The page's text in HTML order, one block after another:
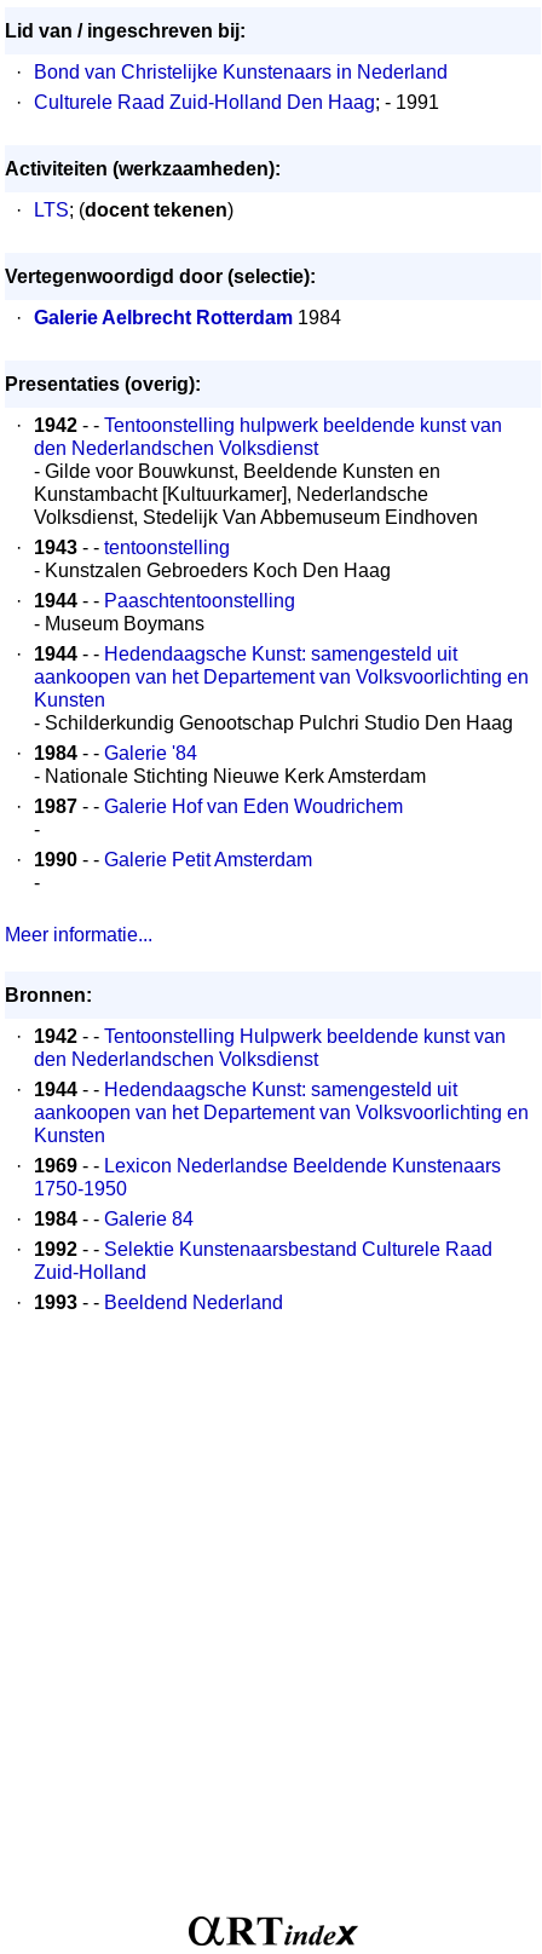
Lid van / ingeschreven bij:
·
Bond van Christelijke Kunstenaars in Nederland
·
Culturele Raad Zuid-Holland Den Haag; - 1991
Activiteiten (werkzaamheden):
·
LTS; (docent tekenen)
Vertegenwoordigd door (selectie):
·
Galerie Aelbrecht Rotterdam 1984
Presentaties (overig):
·
1942 - - Tentoonstelling hulpwerk beeldende kunst van
den Nederlandschen Volksdienst
- Gilde voor Bouwkunst, Beeldende Kunsten en
Kunstambacht [Kultuurkamer], Nederlandsche
Volksdienst, Stedelijk Van Abbemuseum Eindhoven
·
1943 - - tentoonstelling
- Kunstzalen Gebroeders Koch Den Haag
·
1944 - - Paaschtentoonstelling
- Museum Boymans
·
1944 - - Hedendaagsche Kunst: samengesteld uit
aankoopen van het Departement van Volksvoorlichting en
Kunsten
- Schilderkundig Genootschap Pulchri Studio Den Haag
·
1984 - - Galerie '84
- Nationale Stichting Nieuwe Kerk Amsterdam
·
1987 - - Galerie Hof van Eden Woudrichem
-
·
1990 - - Galerie Petit Amsterdam
-
Meer informatie...
Bronnen:
·
1942 - - Tentoonstelling Hulpwerk beeldende kunst van
den Nederlandschen Volksdienst
·
1944 - - Hedendaagsche Kunst: samengesteld uit
aankoopen van het Departement van Volksvoorlichting en
Kunsten
·
1969 - - Lexicon Nederlandse Beeldende Kunstenaars
1750-1950
·
1984 - - Galerie 84
·
1992 - - Selektie Kunstenaarsbestand Culturele Raad
Zuid-Holland
·
1993 - - Beeldend Nederland